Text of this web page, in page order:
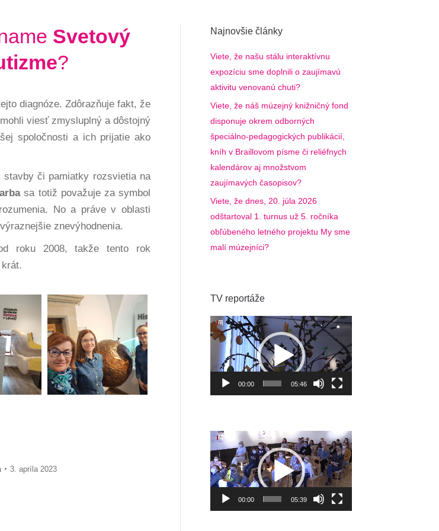
Svetový
?
diagnóze. Zdôrazňuje fakt, že
viesť zmysluplný a dôstojný
spoločnosti a ich prijatie ako
či pamiatky rozsvietia na
sa totiž považuje za symbol
No a práve v oblasti
znevýhodnenia.
roku 2008, takže tento rok
3. apríla 2023
Najnovšie články
Viete, že našu stálu interaktívnu
expozíciu sme doplnili o zaujímavú
aktivitu venovanú chuti?
Viete, že náš múzejný knižničný fond
disponuje okrem odborných
špeciálno-pedagogických publikácií,
kníh v Braillovom písme či reliéfnych
kalendárov aj množstvom
zaujímavých časopisov?
Viete, že dnes, 20. júla 2026
odštartoval 1. turnus už 5. ročníka
obľúbeného letného projektu My sme
malí múzejníci?
TV reportáže
Video
prehrávač
00:00 05:46
Video
prehrávač
00:00 05:39